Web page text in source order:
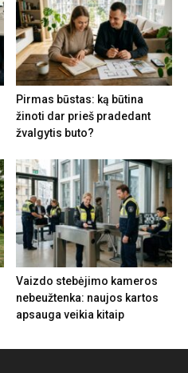
Pirmas būstas: ką būtina
žinoti dar prieš pradedant
žvalgytis buto?
Vaizdo stebėjimo kameros
nebeužtenka: naujos kartos
apsauga veikia kitaip